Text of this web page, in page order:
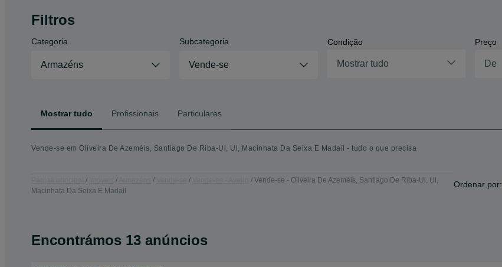
Filtros
Categoria
Armazéns
Subcategoria
Vende-se
Condição
Mostrar tudo
Preço
Mostrar tudo Profissionais Particulares
Vende-se em Oliveira De Azeméis, Santiago De Riba-Ul, Ul, Macinhata Da Seixa E Madail - tudo o que precisa
Vende-se - Oliveira De Azeméis, Santiago De Riba-Ul, Ul,
Macinhata Da Seixa E Madail
Ordenar por:
Encontrámos 13 anúncios